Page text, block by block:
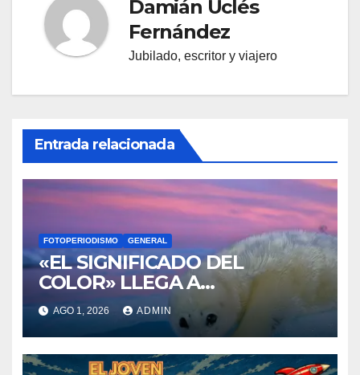
Damián Uclés
Fernández
Jubilado, escritor y viajero
Entrada relacionada
FOTOPERIODISMO GENERAL
«EL SIGNIFICADO DEL
COLOR» LLEGA A
VILLAJOYOSA
AGO 1, 2026 ADMIN